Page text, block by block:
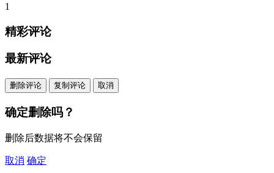
1
精彩评论
最新评论
删除评论 复制评论 取消
确定删除吗？
删除后数据将不会保留
取消 确定